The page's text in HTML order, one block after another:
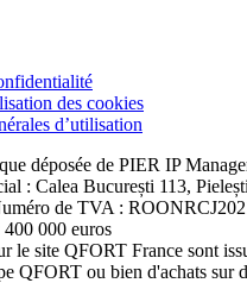
des cookies
d’utilisation
déposée de PIER IP
: Calea București 113,
de TVA :
000 euros
le site QFORT France sont
QFORT ou bien d'achats sur